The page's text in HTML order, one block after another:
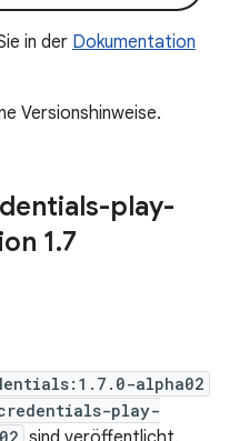
in der Dokumentation
Versionshinweise.
play-
1.7
alpha02
play-